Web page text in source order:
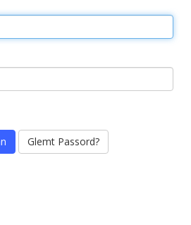
Glemt Passord?